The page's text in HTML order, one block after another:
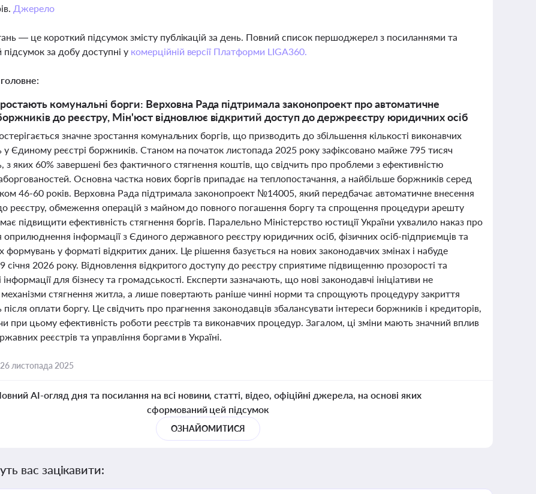
Джерело
— це короткий підсумок змісту публікацій за день. Повний список першоджерел з посиланнями та
за добу доступні у комерційній версії Платформи LIGA360.
комунальні борги: Верховна Рада підтримала законопроект про автоматичне
до реєстру, Мін'юст відновлює відкритий доступ до держреєстру юридичних осіб
значне зростання комунальних боргів, що призводить до збільшення кількості виконавчих
Єдиному реєстрі боржників. Станом на початок листопада 2025 року зафіксовано майже 795 тисяч
з яких 60% завершені без фактичного стягнення коштів, що свідчить про проблеми з ефективністю
Основна частка нових боргів припадає на теплопостачання, а найбільше боржників серед
46-60 років. Верховна Рада підтримала законопроект №14005, який передбачає автоматичне внесення
реєстру, обмеження операцій з майном до повного погашення боргу та спрощення процедури арешту
підвищити ефективність стягнення боргів. Паралельно Міністерство юстиції України ухвалило наказ про
оприлюднення інформації з Єдиного державного реєстру юридичних осіб, фізичних осіб-підприємців та
формувань у форматі відкритих даних. Це рішення базується на нових законодавчих змінах і набуде
січня 2026 року. Відновлення відкритого доступу до реєстру сприятиме підвищенню прозорості та
інформації для бізнесу та громадськості. Експерти зазначають, що нові законодавчі ініціативи не
стягнення житла, а лише повертають раніше чинні норми та спрощують процедуру закриття
оплати боргу. Це свідчить про прагнення законодавців збалансувати інтереси боржників і кредиторів,
при цьому ефективність роботи реєстрів та виконавчих процедур. Загалом, ці зміни мають значний вплив
реєстрів та управління боргами в Україні.
26 листопада 2025
AI-огляд дня та посилання на всі новини, статті, відео, офіційні джерела, на основі яких
сформований цей підсумок
ОЗНАЙОМИТИСЯ
вас зацікавити: